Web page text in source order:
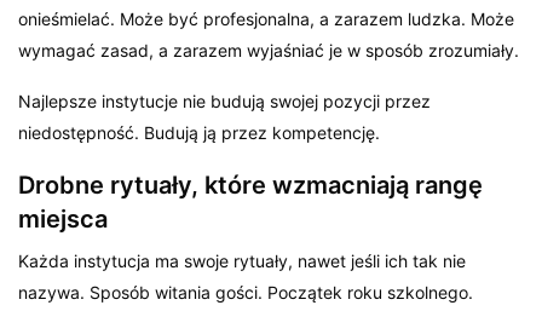
onieśmielać. Może być profesjonalna, a zarazem ludzka. Może
wymagać zasad, a zarazem wyjaśniać je w sposób zrozumiały.
Najlepsze instytucje nie budują swojej pozycji przez
niedostępność. Budują ją przez kompetencję.
Drobne rytuały, które wzmacniają rangę
miejsca
Każda instytucja ma swoje rytuały, nawet jeśli ich tak nie
nazywa. Sposób witania gości. Początek roku szkolnego.